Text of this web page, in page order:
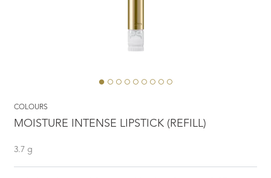
COLOURS
MOISTURE INTENSE LIPSTICK (REFILL)
3.7 g